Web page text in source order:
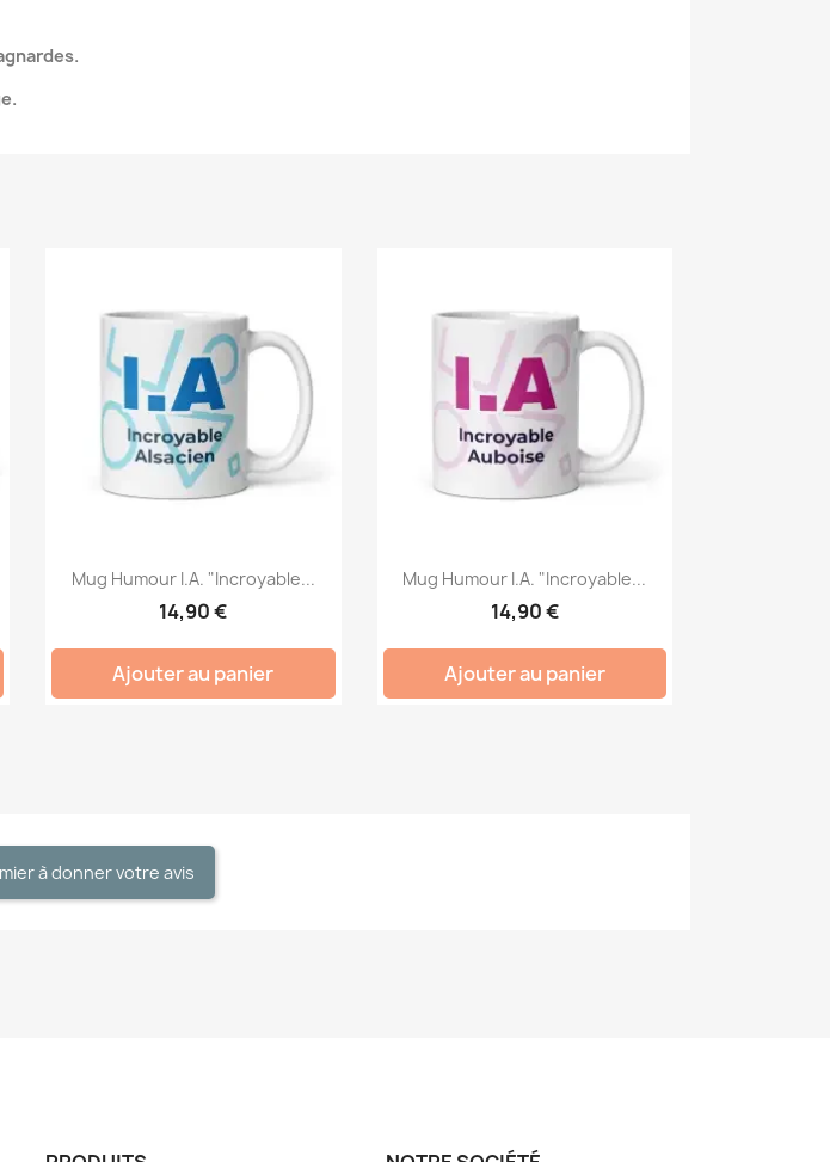
Mug Humour I.A. "Incroyable...
14,90 €
Ajouter au panier
Mug Humour I.A. "Incroyable...
14,90 €
Ajouter au panier
à donner votre avis